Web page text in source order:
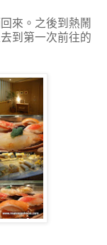
來。之後到熱鬧
到第一次前往的